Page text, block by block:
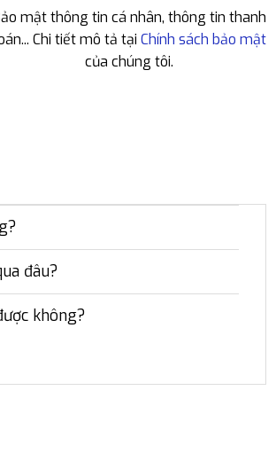
mật thông tin cá nhân, thông tin thanh
Chi tiết mô tả tại Chính sách bảo mật
của chúng tôi.
đâu?
không?